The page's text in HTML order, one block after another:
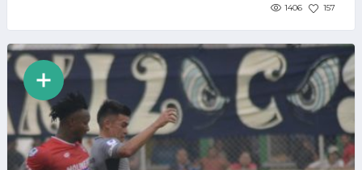
1406 157